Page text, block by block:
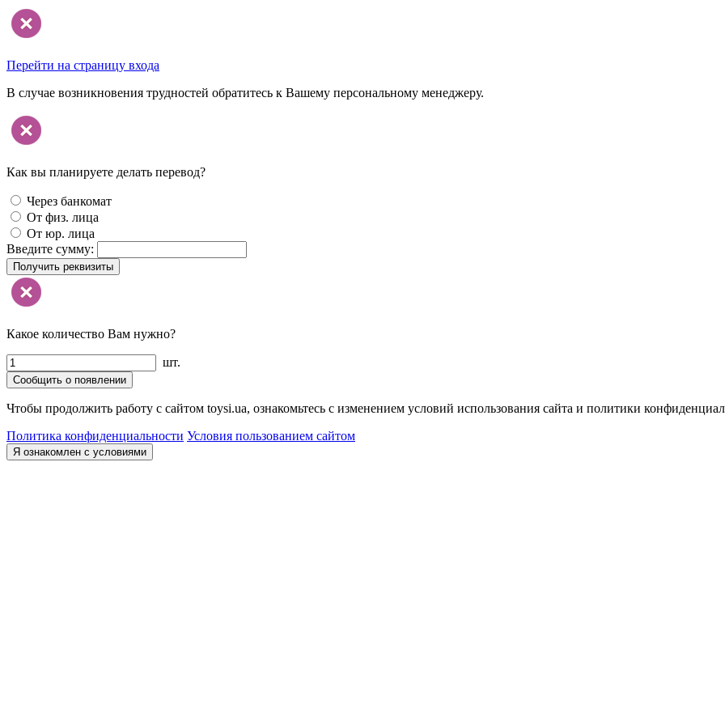
Перейти на страницу входа
В случае возникновения трудностей обратитесь к Вашему персональному менеджеру.
Как вы планируете делать перевод?
Через банкомат
От физ. лица
От юр. лица
Введите сумму:
Получить реквизиты
Какое количество Вам нужно?
шт.
Сообщить о появлении
Чтобы продолжить работу с сайтом toysi.ua, ознакомьтесь с изменением условий использования сайта и политики
Политика конфиденциальности Условия пользованием сайтом
Я ознакомлен с условиями